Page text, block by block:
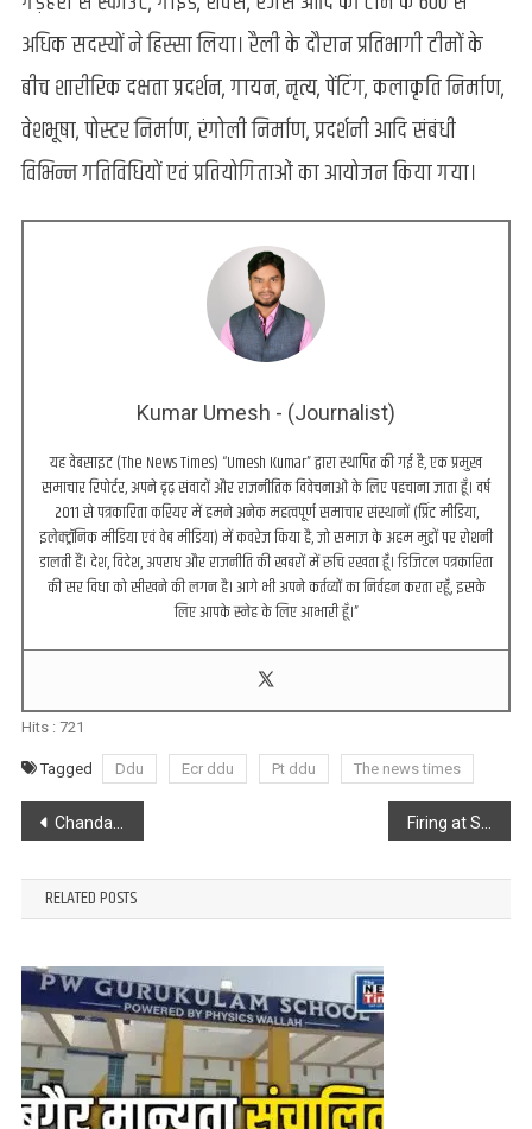
अधिक सदस्यों ने हिस्सा लिया। रैली के दौरान प्रतिभागी टीमों के
बीच शारीरिक दक्षता प्रदर्शन, गायन, नृत्य, पेंटिंग, कलाकृति निर्माण,
वेशभूषा, पोस्टर निर्माण, रंगोली निर्माण, प्रदर्शनी आदि संबंधी
विभिन्न गतिविधियों एवं प्रतियोगिताओं का आयोजन किया गया।
Kumar Umesh - (Journalist)
यह वेबसाइट (The News Times) “Umesh Kumar” द्वारा स्थापित की गई है, एक प्रमुख
समाचार रिपोर्टर, अपने दृढ़ संवादों और राजनीतिक विवेचनाओं के लिए पहचाना जाता हूँ। वर्ष
2011 से पत्रकारिता करियर में हमने अनेक महत्वपूर्ण समाचार संस्थानों (प्रिंट मीडिया,
इलेक्ट्रॉनिक मीडिया एवं वेब मीडिया) में कवरेज किया है, जो समाज के अहम मुद्दों पर रोशनी
डालती हैं। देश, विदेश, अपराध और राजनीति की खबरों में रुचि रखता हूँ। डिजिटल पत्रकारिता
की सर विधा को सीखने की लगन है। आगे भी अपने कर्तव्यों का निर्वहन करता रहूँ, इसके
लिए आपके स्नेह के लिए आभारी हूँ।”
Hits : 721
Tagged Ddu Ecr ddu Pt ddu The news times
Post
navigation
Chandauli : लोकतंत्र को करना है मजबूत तो मतदान करे जरूर
RELATED POSTS